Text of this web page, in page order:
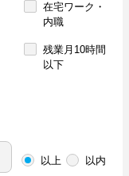
在宅ワーク・
内職
残業月10時間
以下
以上 以内